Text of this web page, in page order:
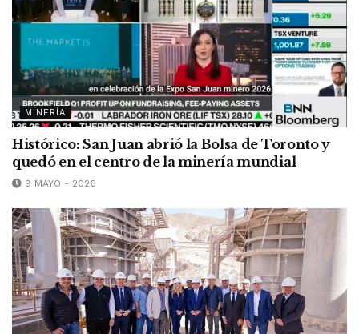
MINERÍA
Histórico: San Juan abrió la Bolsa de Toronto y
quedó en el centro de la minería mundial
9 MAYO - 2026